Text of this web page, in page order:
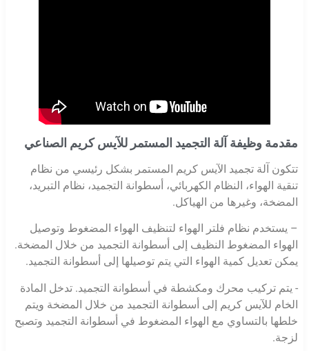
مقدمة وظيفة آلة التجميد المستمر للآيس كريم الصناعي
تتكون آلة تجميد الآيس كريم المستمر بشكل رئيسي من نظام
تنقية الهواء، النظام الكهربائي، أسطوانة التجميد، نظام التبريد،
المضخة، وغيرها من الهياكل.
– يستخدم نظام فلتر الهواء لتنظيف الهواء المضغوط وتوصيل
الهواء المضغوط النظيف إلى أسطوانة التجميد من خلال المضخة.
يمكن تعديل كمية الهواء التي يتم توصيلها إلى أسطوانة التجميد.
- يتم تركيب محرك ومكشطة في أسطوانة التجميد. تدخل المادة
الخام للآيس كريم إلى أسطوانة التجميد من خلال المضخة ويتم
خلطها بالتساوي مع الهواء المضغوط في أسطوانة التجميد وتصبح
لزجة.